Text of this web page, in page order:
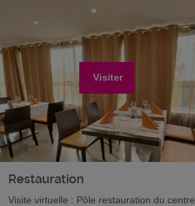
Visiter
Restauration
Visite virtuelle : Pôle restauration du centre